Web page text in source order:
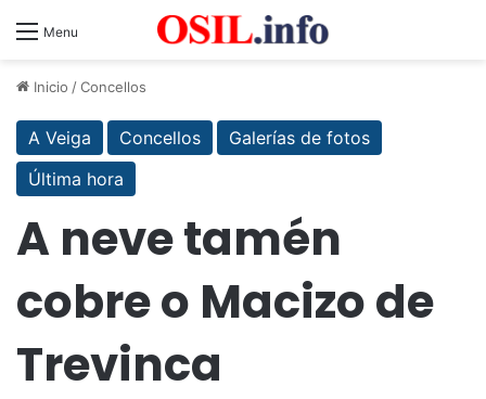
Menu
Inicio /Concellos
A Veiga Concellos
Galerías de fotos
Última hora
A neve tamén
cobre o Macizo de
Trevinca